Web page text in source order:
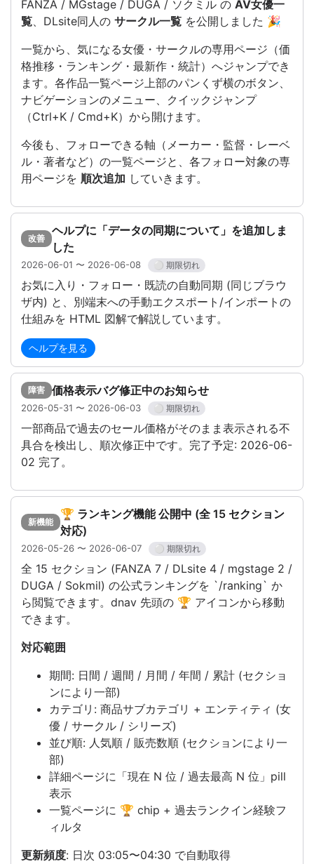
FANZA / MGstage / DUGA / ソクミル の AV女優一
覧、DLsite同人の サークル一覧 を公開しました 🎉
一覧から、気になる女優・サークルの専用ページ（価
格推移・ランキング・最新作・統計）へジャンプでき
ます。各作品一覧ページ上部のパンくず横のボタン、
ナビゲーションのメニュー、クイックジャンプ
（Ctrl+K / Cmd+K）から開けます。
今後も、フォローできる軸（メーカー・監督・レーベ
ル・著者など）の一覧ページと、各フォロー対象の専
用ページを 順次追加 していきます。
改善
ヘルプに「データの同期について」を追加しま
した
2026-06-01 〜 2026-06-08 ⚪ 期限切れ
お気に入り・フォロー・既読の自動同期 (同じブラウ
ザ内) と、別端末への手動エクスポート/インポートの
仕組みを HTML 図解で解説しています。
ヘルプを見る
障害 価格表示バグ修正中のお知らせ
2026-05-31 〜 2026-06-03 ⚪ 期限切れ
一部商品で過去のセール価格がそのまま表示される不
具合を検出し、順次修正中です。完了予定: 2026-06-
02 完了。
新機能
🏆 ランキング機能 公開中 (全 15 セクション
対応)
2026-05-26 〜 2026-06-07 ⚪ 期限切れ
全 15 セクション (FANZA 7 / DLsite 4 / mgstage 2 /
DUGA / Sokmil) の公式ランキングを `/ranking` か
ら閲覧できます。dnav 先頭の 🏆 アイコンから移動
できます。
対応範囲
期間: 日間 / 週間 / 月間 / 年間 / 累計 (セクショ
ンにより一部)
カテゴリ: 商品サブカテゴリ + エンティティ (女
優 / サークル / シリーズ)
並び順: 人気順 / 販売数順 (セクションにより一
部)
詳細ページに「現在 N 位 / 過去最高 N 位」pill
表示
一覧ページに 🏆 chip + 過去ランクイン経験フ
ィルタ
更新頻度: 日次 03:05〜04:30 で自動取得